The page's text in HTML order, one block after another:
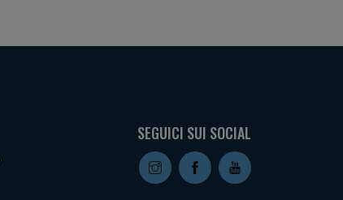
SEGUICI SUI SOCIAL